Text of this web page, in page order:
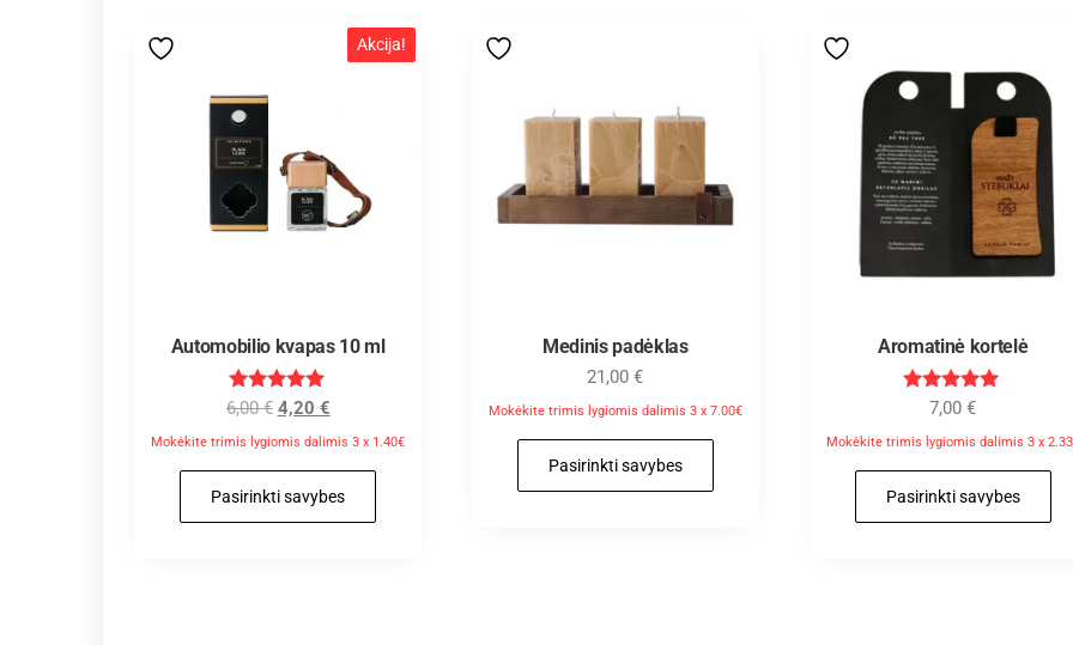
Akcija!
Automobilio kvapas 10 ml
Įvertinimas
5.00
6,00€ 4,20 €
Mokėkite trimis lygiomis dalimis 3 x 1.40€
Pasirinkti savybes
Medinis padėklas
21,00€
Mokėkite trimis lygiomis dalimis 3 x 7.00€
Pasirinkti savybes
Aromatinė kortelė
Įvertinimas
5.00
7,00€
Mokėkite trimis lygiomis dalimis 3 x
Pasirinkti savybes